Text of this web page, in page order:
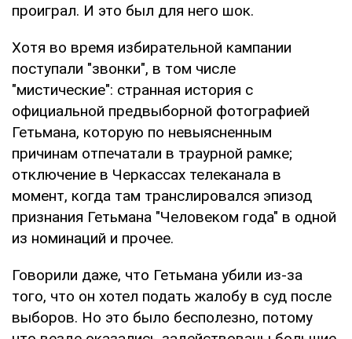
проиграл. И это был для него шок.
Хотя во время избирательной кампании
поступали "звонки", в том числе
"мистические": странная история с
официальной предвыборной фотографией
Гетьмана, которую по невыясненным
причинам отпечатали в траурной рамке;
отключение в Черкассах телеканала в
момент, когда там транслировался эпизод
признания Гетьмана "Человеком года" в одной
из номинаций и прочее.
Говорили даже, что Гетьмана убили из-за
того, что он хотел подать жалобу в суд после
выборов. Но это было бесполезно, потому